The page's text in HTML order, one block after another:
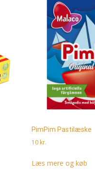
PimPim Pastilæske
10 kr.
Læs mere og køb